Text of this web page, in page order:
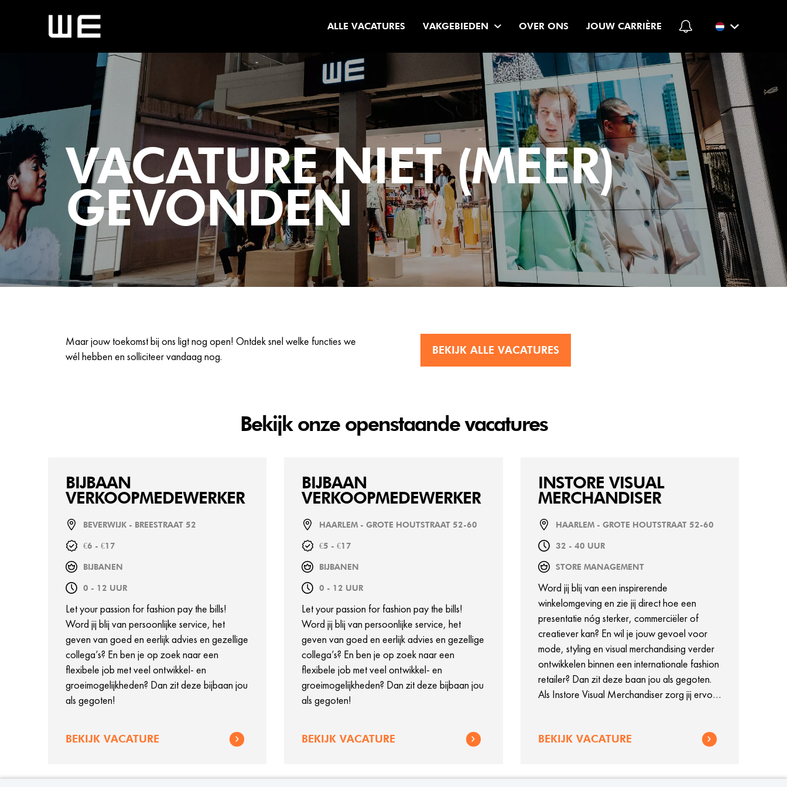
ALLE VACATURES VAKGEBIEDEN OVER ONS JOUW CARRIÈRE
VACATURE NIET (MEER)
GEVONDEN
Maar jouw toekomst bij ons ligt nog open! Ontdek snel welke functies we
wél hebben en solliciteer vandaag nog.
BEKIJK ALLE VACATURES
Bekijk onze openstaande vacatures
BIJBAAN
VERKOOPMEDEWERKER
BEVERWIJK - BREESTRAAT 52
€6 - €17
BIJBANEN
0 - 12 UUR
Let your passion for fashion pay the bills!
Word jij blij van persoonlijke service, het
geven van goed en eerlijk advies en gezellige
collega’s? En ben je op zoek naar een
flexibele job met veel ontwikkel- en
groeimogelijkheden? Dan zit deze bijbaan jou
als gegoten!
BEKIJK VACATURE
BIJBAAN
VERKOOPMEDEWERKER
HAARLEM - GROTE HOUTSTRAAT 52-60
€5 - €17
BIJBANEN
0 - 12 UUR
Let your passion for fashion pay the bills!
Word jij blij van persoonlijke service, het
geven van goed en eerlijk advies en gezellige
collega’s? En ben je op zoek naar een
flexibele job met veel ontwikkel- en
groeimogelijkheden? Dan zit deze bijbaan jou
als gegoten!
BEKIJK VACATURE
INSTORE VISUAL
MERCHANDISER
HAARLEM - GROTE HOUTSTRAAT 52-60
32 - 40 UUR
STORE MANAGEMENT
Word jij blij van een inspirerende
winkelomgeving en zie jij direct hoe een
presentatie nóg sterker, commerciëler of
creatiever kan? En wil je jouw gevoel voor
mode, styling en visual merchandising verder
ontwikkelen binnen een internationale fashion
retailer? Dan zit deze baan jou als gegoten.
Als Instore Visual Merchandiser zorg jij ervoor
gestylede mannequins tot een
BEKIJK VACATURE